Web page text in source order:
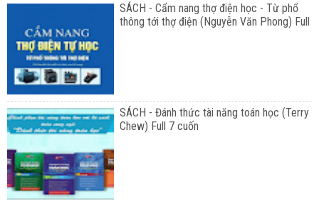
SÁCH - Cẩm nang thợ điện học - Từ phổ
thông tới thợ điện (Nguyễn Văn Phong) Full
SÁCH - Đánh thức tài năng toán học (Terry
Chew) Full 7 cuốn